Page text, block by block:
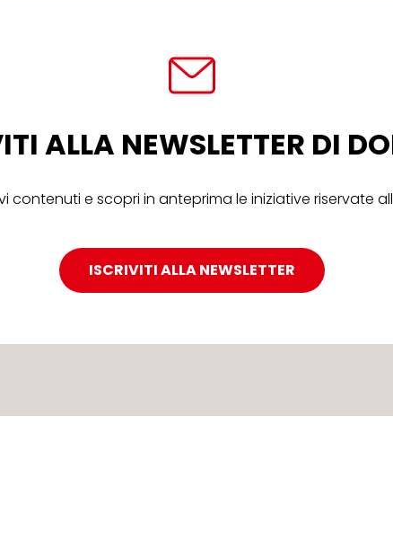
ALLA NEWSLETTER DI
contenuti e scopri in anteprima le iniziative riservate
ISCRIVITI ALLA NEWSLETTER